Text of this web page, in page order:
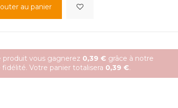
au panier
produit vous gagnerez 0,39 € grâce à notre
Votre panier totalisera 0,39 €.